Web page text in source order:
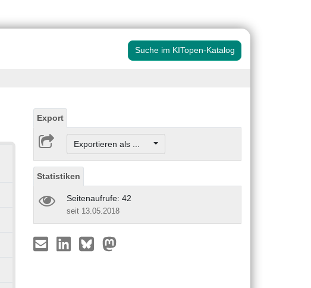
Suche im KITopen-Katalog
Export
Exportieren als ...
Statistiken
Seitenaufrufe: 42
seit 13.05.2018